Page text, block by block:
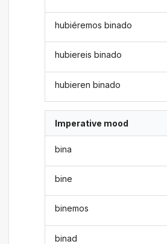
hubiéremos binado
hubiereis binado
hubieren binado
Imperative mood
bina
bine
binemos
binad